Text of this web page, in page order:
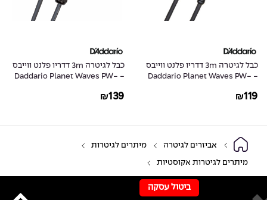
כבל לגיטרה 3m דדריו פלנט ווייבס
- Daddario Planet Waves PW-
₪119
כבל לגיטרה 3m דדריו פלנט ווייבס
- Daddario Planet Waves PW-
₪139
אביזרים לגיטרה מיתרים לגיטרות
מיתרים לגיטרות אקוסטיות
ביטול עסקה